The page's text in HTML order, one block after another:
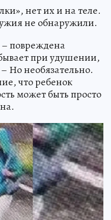
нет их и на теле.
не обнаружили.
повреждена
при удушении,
Но необязательно.
что ребенок
может быть просто